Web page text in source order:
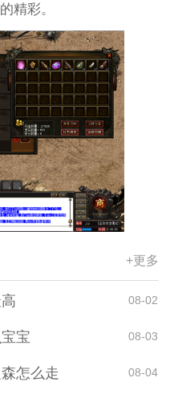
精彩。
+更多
08-02
宝 08-03
怎么走 08-04